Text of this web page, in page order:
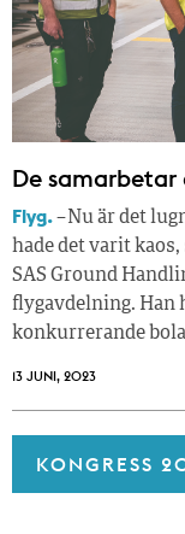
De samarbetar
Flyg.– Nu är det
hade det varit
SAS Ground
flygavdelning. Han
konkurrerande
13 JUNI, 2023
KONGRESS